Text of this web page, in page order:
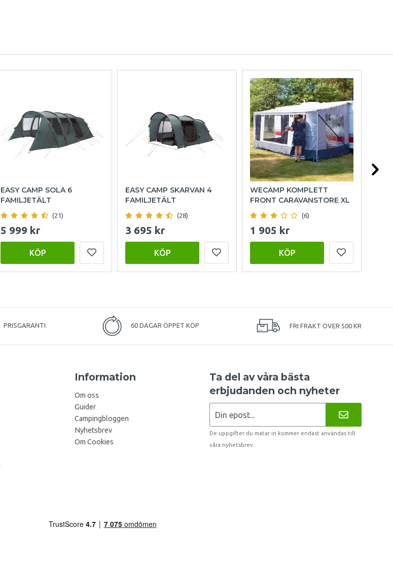
EASY CAMP SOLA 6
FAMILJETÄLT
(21)
5 999 kr
KÖP
EASY CAMP SKARVAN 4
FAMILJETÄLT
(28)
3 695 kr
KÖP
WECAMP KOMPLETT
FRONT CARAVANSTORE XL
(6)
1 905 kr
KÖP
PRISGARANTI 60 DAGAR ÖPPET KÖP FRI FRAKT ÖVER 500 KR
Information
Om oss
Guider
Campingbloggen
Nyhetsbrev
Om Cookies
Ta del av våra bästa
erbjudanden och nyheter
De uppgifter du matar in kommer endast användas till
våra nyhetsbrev.